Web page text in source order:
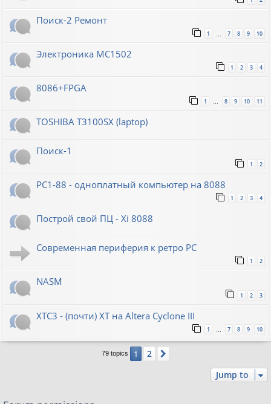
Поиск-2 Ремонт
1 7 8 9 10
Электроника МС1502
1 2 3 4
8086+FPGA
1 … 8 9 10 11
TOSHIBA T3100SX (laptop)
Поиск-1
1 2
PC1-88 - одноплатный компьютер на 8088
1 2 3 4
Построй свой ПЦ - Xi 8088
Современная периферия к ретро PC
1 2
NASM
1 2 3
XTC3 - (почти) XT на Altera Cyclone III
1 7 8 9 10
79 topics 1 2
Jump to